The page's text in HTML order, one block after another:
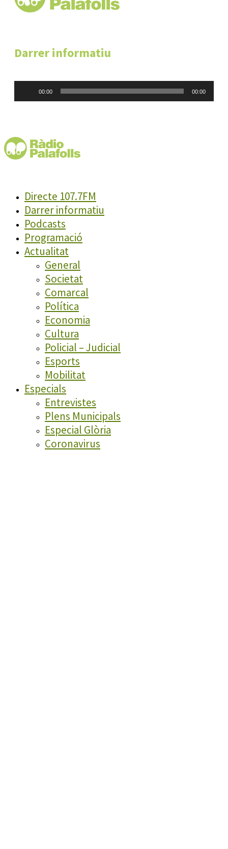
Darrer informatiu
00:00 00:00
Directe 107.7FM
Darrer informatiu
Podcasts
Programació
Actualitat
General
Societat
Comarcal
Política
Economia
Cultura
Policial – Judicial
Esports
Mobilitat
Especials
Entrevistes
Plens Municipals
Especial Glòria
Coronavirus